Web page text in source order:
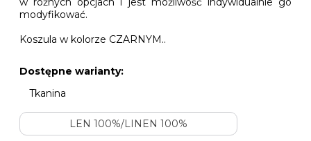
modyfikować.
Koszula w kolorze CZARNYM..
Dostępne warianty:
Tkanina
LEN 100%/LINEN 100%